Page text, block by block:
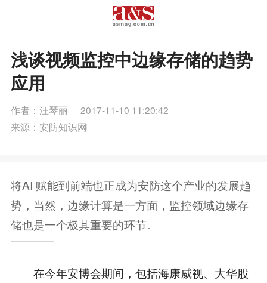
浅谈视频监控中边缘存储的趋势
应用
作者：汪琴丽
2017-11-10 11:20:42
来源：安防知识网
将AI 赋能到前端也正成为安防这个产业的发展趋
势，当然，边缘计算是一方面，监控领域边缘存
储也是一个极其重要的环节。
在今年安博会期间，包括海康威视、大华股